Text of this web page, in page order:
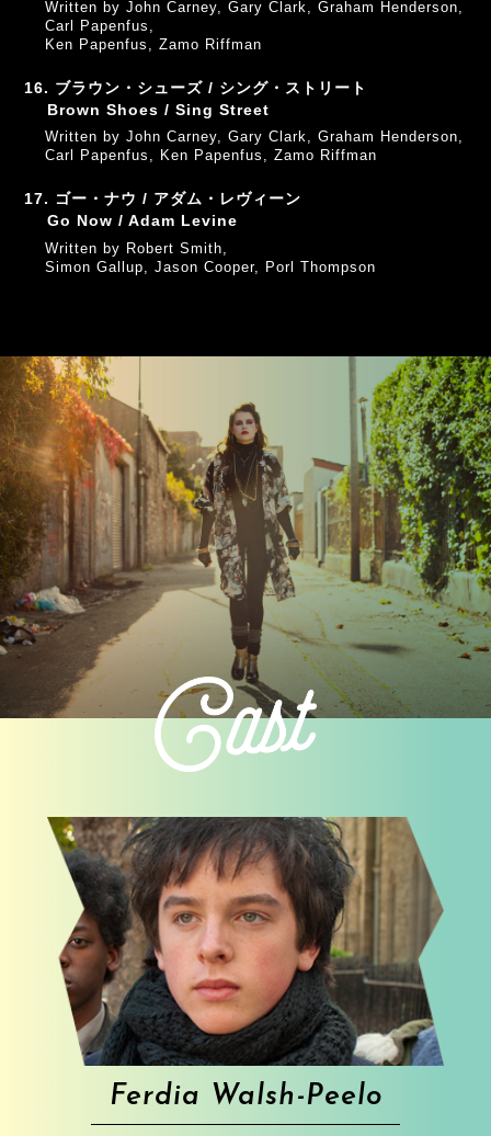
Written by John Carney, Gary Clark, Graham Henderson,
Carl Papenfus,
Ken Papenfus, Zamo Riffman
16. ブラウン・シューズ / シング・ストリート
Brown Shoes / Sing Street
Written by John Carney, Gary Clark, Graham Henderson,
Carl Papenfus, Ken Papenfus, Zamo Riffman
17. ゴー・ナウ / アダム・レヴィーン
Go Now / Adam Levine
Written by Robert Smith,
Simon Gallup, Jason Cooper, Porl Thompson
Ferdia Walsh-Peelo